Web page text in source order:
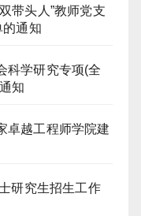
带头人”教师党支
的通知
科学研究专项(全
知
卓越工程师学院建
研究生招生工作